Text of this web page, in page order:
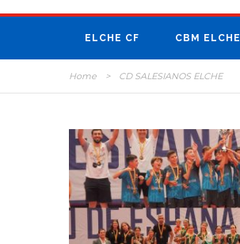
ELCHE CF CBM ELCHE
Home > CD SALESIANOS ELCHE